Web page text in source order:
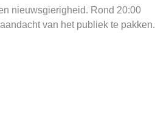
nieuwsgierigheid. Rond 20:00
van het publiek te pakken.